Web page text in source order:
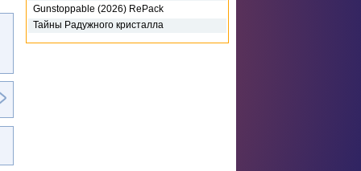
Gunstoppable (2026) RePack
Тайны Радужного кристалла